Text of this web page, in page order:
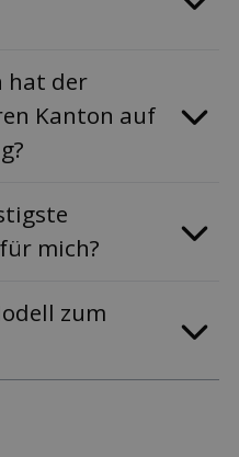
hat der
Kanton auf
mich?
zum